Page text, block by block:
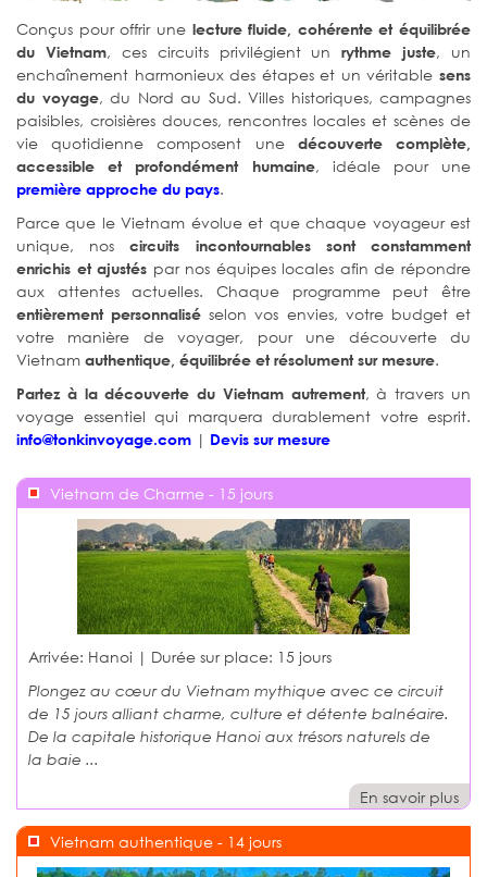
Conçus pour offrir une lecture fluide, cohérente et équilibrée
du Vietnam, ces circuits privilégient unrythme juste, un
enchaînement harmonieux des étapes et un véritable sens
du voyage, du Nord au Sud. Villes historiques, campagnes
paisibles, croisières douces, rencontres locales et scènes de
vie quotidienne composent une découverte complète,
accessible et profondément humaine, idéale pour une
première approche du pays.
Parce que le Vietnam évolue et que chaque voyageur est
unique, noscircuits incontournables sont constamment
enrichis et ajustés par nos équipes locales afin de répondre
aux attentes actuelles. Chaque programme peut être
entièrement personnalisé selon vos envies, votre budget et
votre manière de voyager, pour une découverte du
Vietnam authentique, équilibrée et résolument sur mesure.
Partez à la découverte du Vietnam autrement, à travers un
voyage essentiel qui marquera durablement votre esprit.
info@tonkinvoyage.com | Devis sur mesure
Vietnam de Charme - 15 jours
Arrivée: Hanoi | Durée sur place: 15 jours
Plongez au cœur du Vietnam mythique avec ce circuit
de 15 jours alliant charme, culture et détente balnéaire.
De la capitale historique Hanoi aux trésors naturels de
la baie ...
En savoir plus
Vietnam authentique - 14 jours